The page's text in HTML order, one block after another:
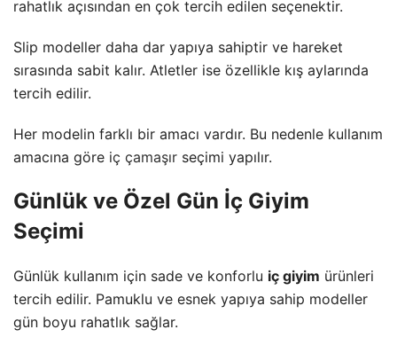
rahatlık açısından en çok tercih edilen seçenektir.
Slip modeller daha dar yapıya sahiptir ve hareket
sırasında sabit kalır. Atletler ise özellikle kış aylarında
tercih edilir.
Her modelin farklı bir amacı vardır. Bu nedenle kullanım
amacına göre iç çamaşır seçimi yapılır.
Günlük ve Özel Gün İç Giyim
Seçimi
Günlük kullanım için sade ve konforlu iç giyim ürünleri
tercih edilir. Pamuklu ve esnek yapıya sahip modeller
gün boyu rahatlık sağlar.